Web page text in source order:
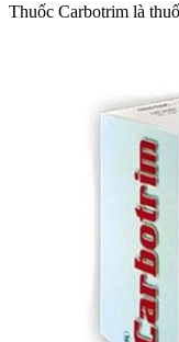
Thuốc Carbotrim là